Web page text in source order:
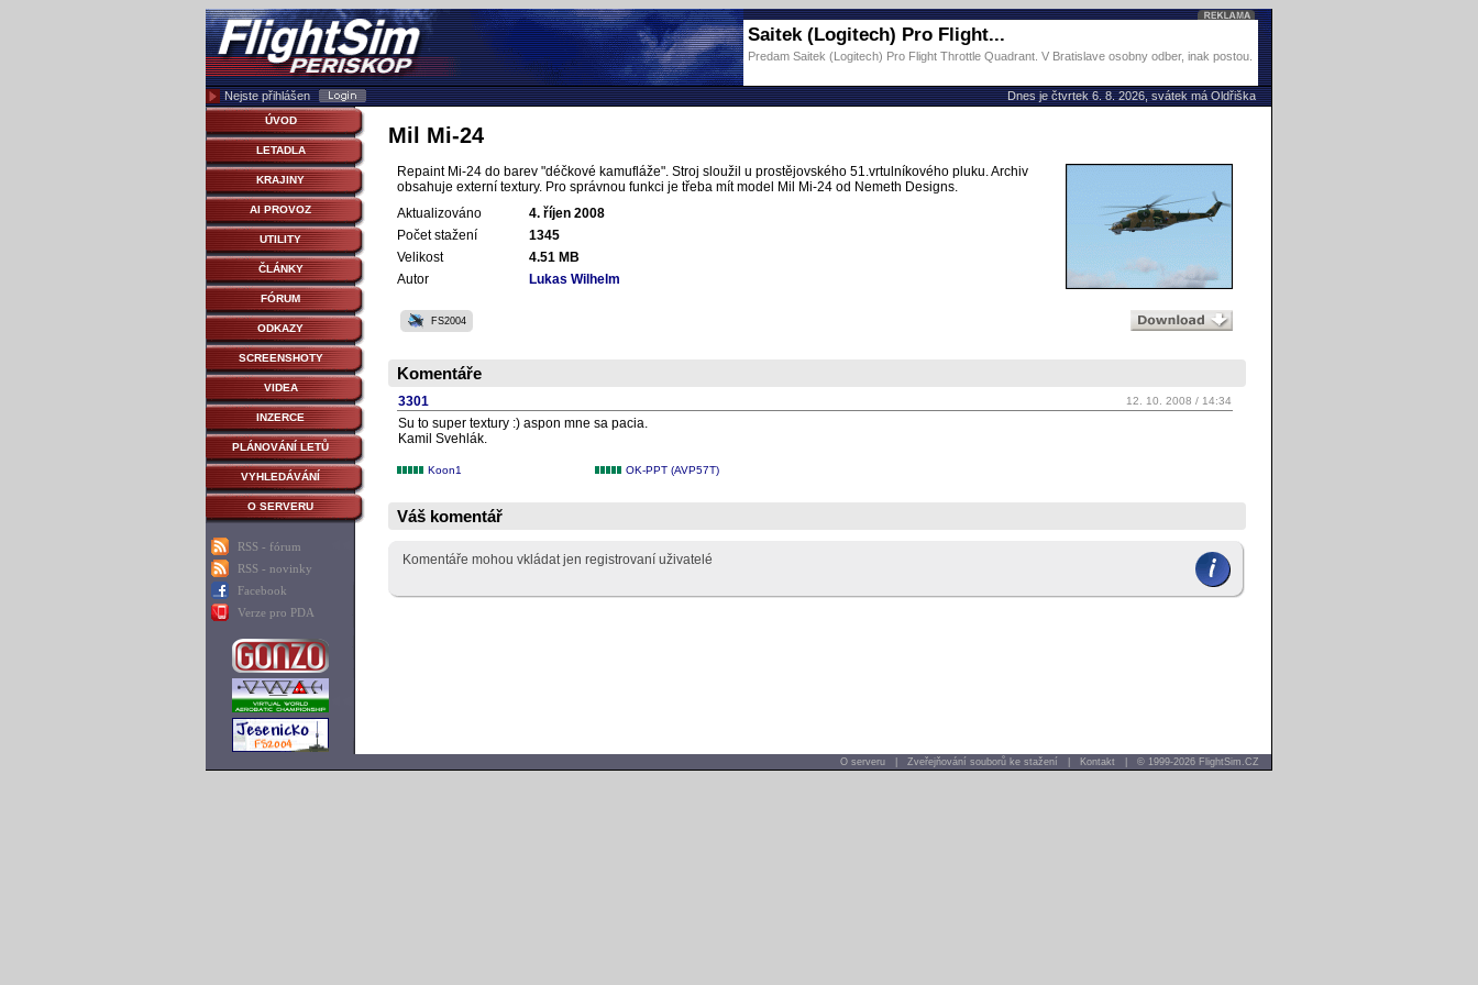
Saitek (Logitech) Pro Flight...
Predam Saitek (Logitech) Pro Flight Throttle Quadrant. V Bratislave osobny odber, inak postou.
Nejste přihlášen Dnes je čtvrtek 6. 8. 2026, svátek má Oldřiška
ÚVOD
LETADLA
KRAJINY
AI PROVOZ
UTILITY
ČLÁNKY
FÓRUM
ODKAZY
SCREENSHOTY
VIDEA
INZERCE
PLÁNOVÁNÍ LETŮ
VYHLEDÁVÁNÍ
O SERVERU
RSS - fórum
RSS - novinky
Facebook
Verze pro PDA
Mil Mi-24
Repaint Mi-24 do barev "déčkové kamufláže". Stroj sloužil u prostějovského 51.vrtulníkového pluku. Archiv
obsahuje externí textury. Pro správnou funkci je třeba mít model Mil Mi-24 od Nemeth Designs.
Aktualizováno
4. říjen 2008
Počet stažení
1345
Velikost
4.51 MB
Autor
Lukas Wilhelm
FS2004
Komentáře
3301 12. 10. 2008 / 14:34
Su to super textury :) aspon mne sa pacia.
Kamil Svehlák.
Koon1 OK-PPT (AVP57T)
Váš komentář
Komentáře mohou vkládat jen registrovaní uživatelé
O serveru Zveřejňování souborů ke stažení Kontakt © 1999-2026 FlightSim.CZ